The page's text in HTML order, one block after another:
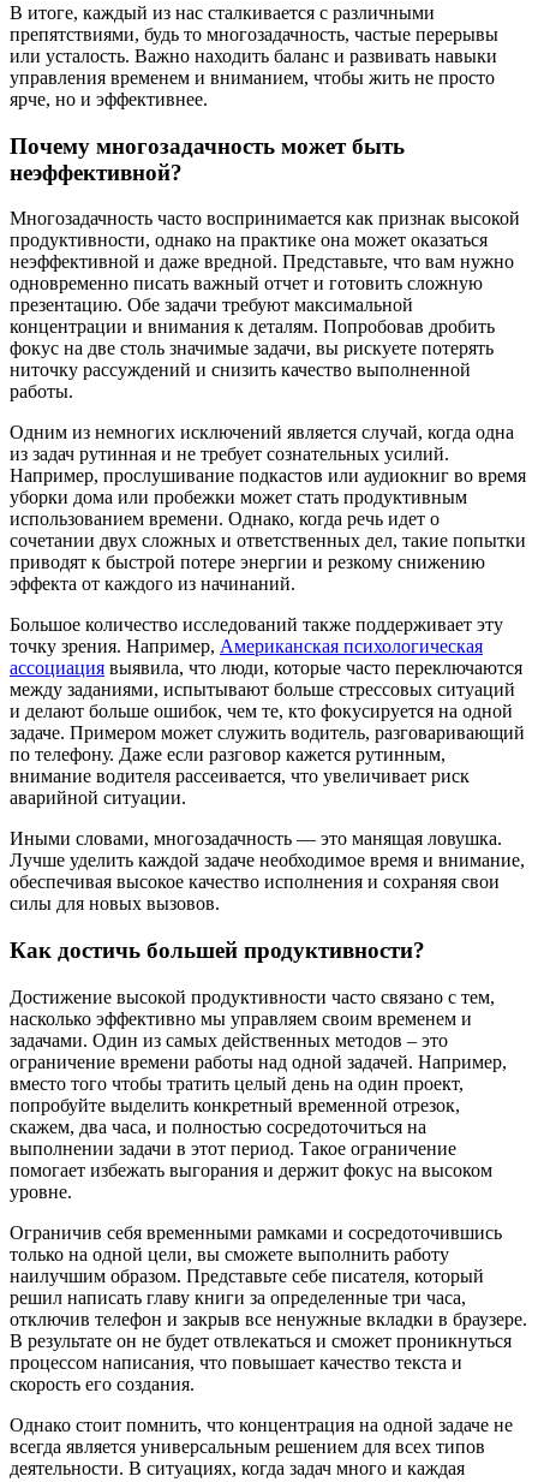
В итоге, каждый из нас сталкивается с различными
препятствиями, будь то многозадачность, частые перерывы
или усталость. Важно находить баланс и развивать навыки
управления временем и вниманием, чтобы жить не просто
ярче, но и эффективнее.
Почему многозадачность может быть
неэффективной?
Многозадачность часто воспринимается как признак высокой
продуктивности, однако на практике она может оказаться
неэффективной и даже вредной. Представьте, что вам нужно
одновременно писать важный отчет и готовить сложную
презентацию. Обе задачи требуют максимальной
концентрации и внимания к деталям. Попробовав дробить
фокус на две столь значимые задачи, вы рискуете потерять
ниточку рассуждений и снизить качество выполненной
работы.
Одним из немногих исключений является случай, когда одна
из задач рутинная и не требует сознательных усилий.
Например, прослушивание подкастов или аудиокниг во время
уборки дома или пробежки может стать продуктивным
использованием времени. Однако, когда речь идет о
сочетании двух сложных и ответственных дел, такие попытки
приводят к быстрой потере энергии и резкому снижению
эффекта от каждого из начинаний.
Большое количество исследований также поддерживает эту
точку зрения. Например, Американская психологическая
ассоциация выявила, что люди, которые часто переключаются
между заданиями, испытывают больше стрессовых ситуаций
и делают больше ошибок, чем те, кто фокусируется на одной
задаче. Примером может служить водитель, разговаривающий
по телефону. Даже если разговор кажется рутинным,
внимание водителя рассеивается, что увеличивает риск
аварийной ситуации.
Иными словами, многозадачность — это манящая ловушка.
Лучше уделить каждой задаче необходимое время и внимание,
обеспечивая высокое качество исполнения и сохраняя свои
силы для новых вызовов.
Как достичь большей продуктивности?
Достижение высокой продуктивности часто связано с тем,
насколько эффективно мы управляем своим временем и
задачами. Один из самых действенных методов – это
ограничение времени работы над одной задачей. Например,
вместо того чтобы тратить целый день на один проект,
попробуйте выделить конкретный временной отрезок,
скажем, два часа, и полностью сосредоточиться на
выполнении задачи в этот период. Такое ограничение
помогает избежать выгорания и держит фокус на высоком
уровне.
Ограничив себя временными рамками и сосредоточившись
только на одной цели, вы сможете выполнить работу
наилучшим образом. Представьте себе писателя, который
решил написать главу книги за определенные три часа,
отключив телефон и закрыв все ненужные вкладки в браузере.
В результате он не будет отвлекаться и сможет проникнуться
процессом написания, что повышает качество текста и
скорость его создания.
Однако стоит помнить, что концентрация на одной задаче не
всегда является универсальным решением для всех типов
деятельности. В ситуациях, когда задач много и каждая